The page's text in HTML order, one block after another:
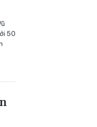
50